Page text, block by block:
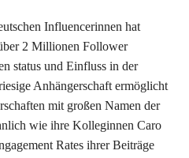
Influencerinnen hat
2 Millionen Follower
status und Einfluss in der
Anhängerschaft ermöglicht
mit großen Namen der
wie ihre Kolleginnen Caro
Rates ihrer Beiträge